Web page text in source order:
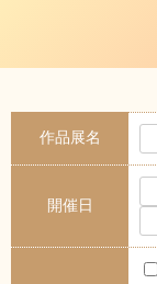
作品展名
開催日